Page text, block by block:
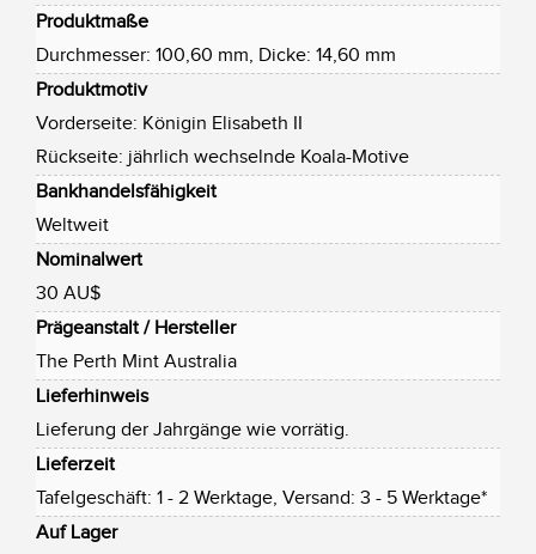
Produktmaße
Durchmesser: 100,60 mm, Dicke: 14,60 mm
Produktmotiv
Vorderseite: Königin Elisabeth II
Rückseite: jährlich wechselnde Koala-Motive
Bankhandelsfähigkeit
Weltweit
Nominalwert
30 AU$
Prägeanstalt / Hersteller
The Perth Mint Australia
Lieferhinweis
Lieferung der Jahrgänge wie vorrätig.
Lieferzeit
Tafelgeschäft: 1 - 2 Werktage, Versand: 3 - 5 Werktage*
Auf Lager